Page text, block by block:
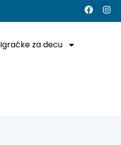
Igračke za decu